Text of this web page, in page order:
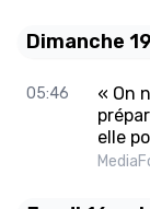
Dimanche
05:46
« On
elle